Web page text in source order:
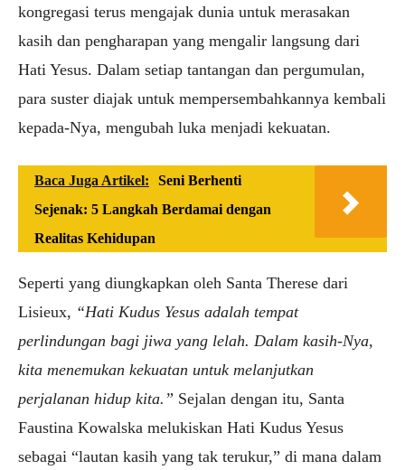
kongregasi terus mengajak dunia untuk merasakan
kasih dan pengharapan yang mengalir langsung dari
Hati Yesus. Dalam setiap tantangan dan pergumulan,
para suster diajak untuk mempersembahkannya kembali
kepada-Nya, mengubah luka menjadi kekuatan.
Baca Juga Artikel:
Seni Berhenti
Sejenak: 5 Langkah Berdamai dengan
Realitas Kehidupan
Seperti yang diungkapkan oleh Santa Therese dari
Lisieux, “Hati Kudus Yesus adalah tempat
perlindungan bagi jiwa yang lelah. Dalam kasih-Nya,
kita menemukan kekuatan untuk melanjutkan
perjalanan hidup kita.” Sejalan dengan itu, Santa
Faustina Kowalska melukiskan Hati Kudus Yesus
sebagai “lautan kasih yang tak terukur,” di mana dalam